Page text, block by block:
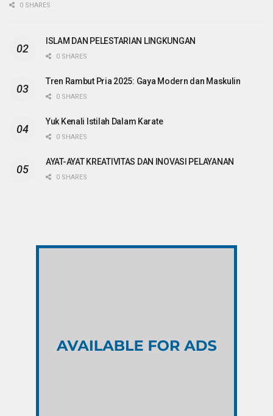
0 SHARES
ISLAM DAN PELESTARIAN LINGKUNGAN
0 SHARES
Tren Rambut Pria 2025: Gaya Modern dan Maskulin
0 SHARES
Yuk Kenali Istilah Dalam Karate
0 SHARES
AYAT-AYAT KREATIVITAS DAN INOVASI PELAYANAN
0 SHARES